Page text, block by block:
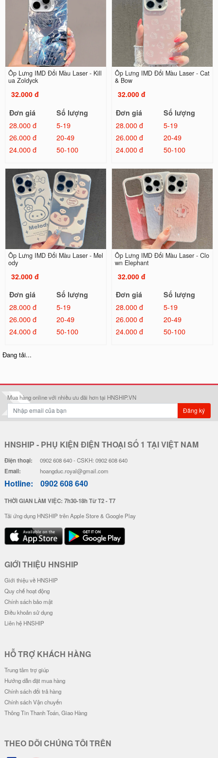
Ốp Lưng IMD Đổi Màu Laser - Kill
ua Zoldyck
32.000 đ
Đơn giá
Số lượng
28.000 đ
5-19
26.000 đ
20-49
24.000 đ
50-100
Ốp Lưng IMD Đổi Màu Laser - Cat
& Bow
32.000 đ
Đơn giá
Số lượng
28.000 đ
5-19
26.000 đ
20-49
24.000 đ
50-100
Ốp Lưng IMD Đổi Màu Laser - Mel
ody
32.000 đ
Đơn giá
Số lượng
28.000 đ
5-19
26.000 đ
20-49
24.000 đ
50-100
Ốp Lưng IMD Đổi Màu Laser - Clo
wn Elephant
32.000 đ
Đơn giá
Số lượng
28.000 đ
5-19
26.000 đ
20-49
24.000 đ
50-100
atrick
32.000 đ
Đơn giá
Số lượng
28.000 đ
5-19
26.000 đ
20-49
24.000 đ
50-100
Ốp Lưng IMD Chống Sốc - Mẫu S
hin Chan
32.000 đ
24.000 đ
Ốp Lưng IMD Chống Sốc - Mẫu G
engar
Đơn giá
Số lượng
28.000 đ
26.000 đ
20-49
24.000 đ
50-100